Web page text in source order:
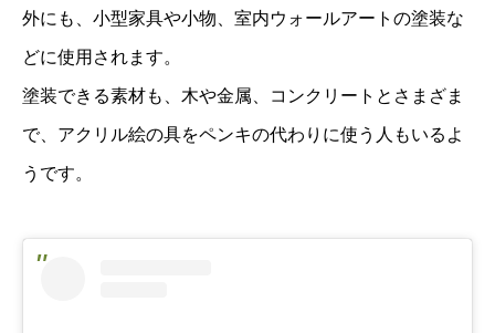
外にも、小型家具や小物、室内ウォールアートの塗装な
どに使用されます。
塗装できる素材も、木や金属、コンクリートとさまざま
で、アクリル絵の具をペンキの代わりに使う人もいるよ
うです。